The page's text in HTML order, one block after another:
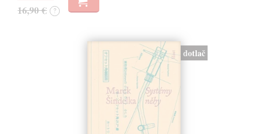
16,90 € ?
dotlač